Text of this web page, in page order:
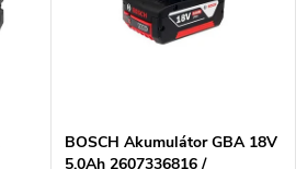
BOSCH Akumulátor GBA 18V
5,0Ah 2607336816 /